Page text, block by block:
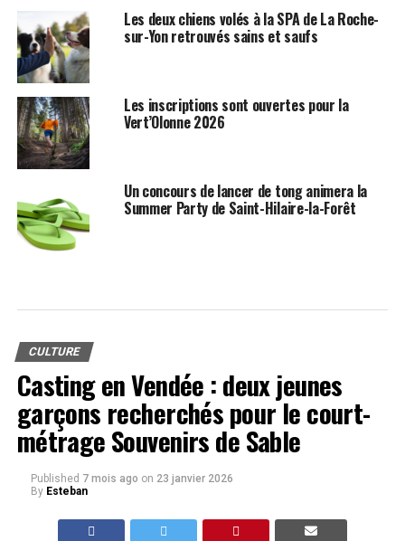
Les deux chiens volés à la SPA de La Roche-
sur-Yon retrouvés sains et saufs
Les inscriptions sont ouvertes pour la
Vert’Olonne 2026
Un concours de lancer de tong animera la
Summer Party de Saint-Hilaire-la-Forêt
CULTURE
Casting en Vendée : deux jeunes
garçons recherchés pour le court-
métrage Souvenirs de Sable
Published 7 mois ago on 23 janvier 2026
By Esteban